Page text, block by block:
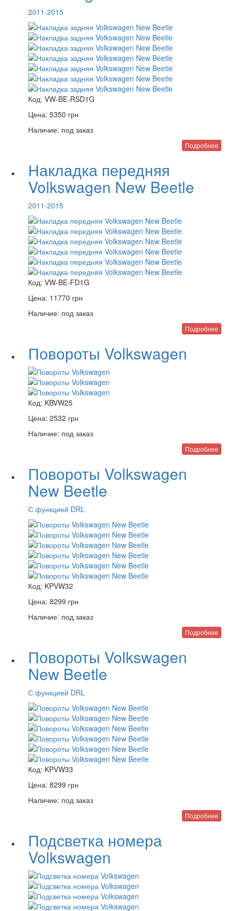
2011-2015
Код: VW-BE-RSD1G
Цена: 5350 грн
Наличие: под заказ
Подробнее
Накладка передняя
Volkswagen New Beetle
2011-2015
Код: VW-BE-FD1G
Цена: 11770 грн
Наличие: под заказ
Подробнее
Повороты Volkswagen
Код: KBVW25
Цена: 2532 грн
Наличие: под заказ
Подробнее
Повороты Volkswagen
New Beetle
С функцией DRL
Код: KPVW32
Цена: 8299 грн
Наличие: под заказ
Подробнее
Повороты Volkswagen
New Beetle
С функцией DRL
Код: KPVW33
Цена: 8299 грн
Наличие: под заказ
Подробнее
Подсветка номера
Volkswagen